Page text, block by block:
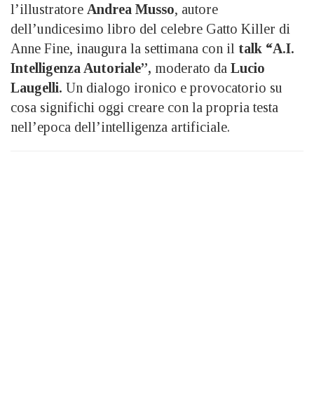
l’illustratore Andrea Musso, autore
dell’undicesimo libro del celebre Gatto Killer di
Anne Fine, inaugura la settimana con il talk “A.I.
Intelligenza Autoriale”, moderato da Lucio
Laugelli. Un dialogo ironico e provocatorio su
cosa significhi oggi creare con la propria testa
nell’epoca dell’intelligenza artificiale.